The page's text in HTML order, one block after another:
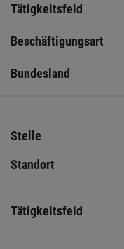
Tätigkeitsfeld
Beschäftigungsart
Bundesland
Stelle
Standort
Tätigkeitsfeld